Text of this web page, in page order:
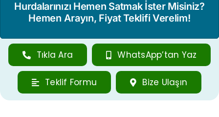
Hurdalarınızı Hemen Satmak İster Misiniz?
Hemen Arayın, Fiyat Teklifi Verelim!
Tıkla Ara WhatsApp’tan Yaz
Teklif Formu Bize Ulaşın